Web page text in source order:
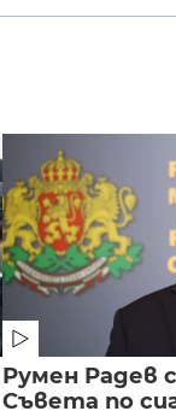
Румен Радев
Съвета по